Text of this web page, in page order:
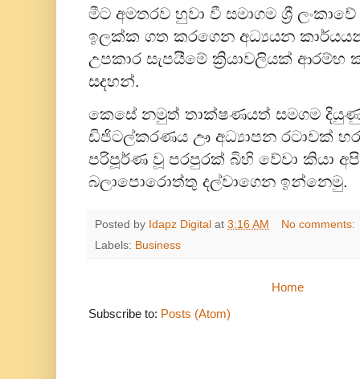
මීට අමතරව හුවා වී සමාගම ශ්‍රී
ඉලක්ක ගත කරගෙන අධ්‍යයන
උපකාර සැපයීමේ ක්‍රියාවලියක් ආරම්භ
සදහන්.
කෙසේ නමුත් තාක්ෂණයත් සමගම
ඩිජිටල්කරණය ඌ අධ්‍යාපන රටාවක්
පරිපූර්ණ වූ පරපුරක් බිහි වේවා කියා
බලාපොරොත්තු දල්වාගෙන ඉන්නෙමු.
Posted by Idapz Digital at 3:16 AM
No comments:
Labels: Business
Home
Subscribe to: Posts (Atom)